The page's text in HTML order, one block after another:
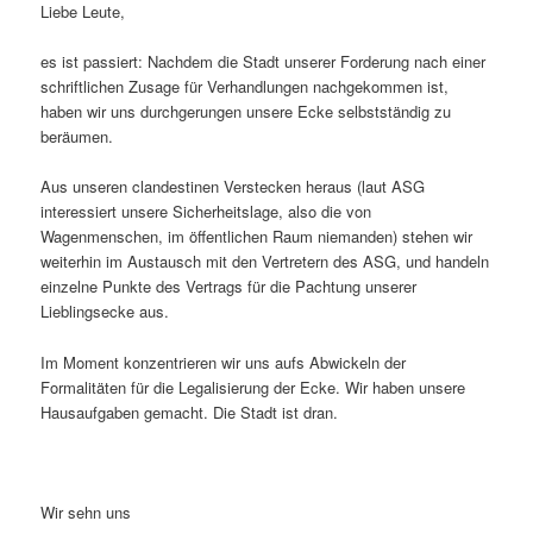
Liebe Leute,
es ist passiert: Nachdem die Stadt unserer Forderung nach einer
schriftlichen Zusage für Verhandlungen nachgekommen ist,
haben wir uns durchgerungen unsere Ecke selbstständig zu
beräumen.
Aus unseren clandestinen Verstecken heraus (laut ASG
interessiert unsere Sicherheitslage, also die von
Wagenmenschen, im öffentlichen Raum niemanden) stehen wir
weiterhin im Austausch mit den Vertretern des ASG, und handeln
einzelne Punkte des Vertrags für die Pachtung unserer
Lieblingsecke aus.
Im Moment konzentrieren wir uns aufs Abwickeln der
Formalitäten für die Legalisierung der Ecke. Wir haben unsere
Hausaufgaben gemacht. Die Stadt ist dran.
Wir sehn uns